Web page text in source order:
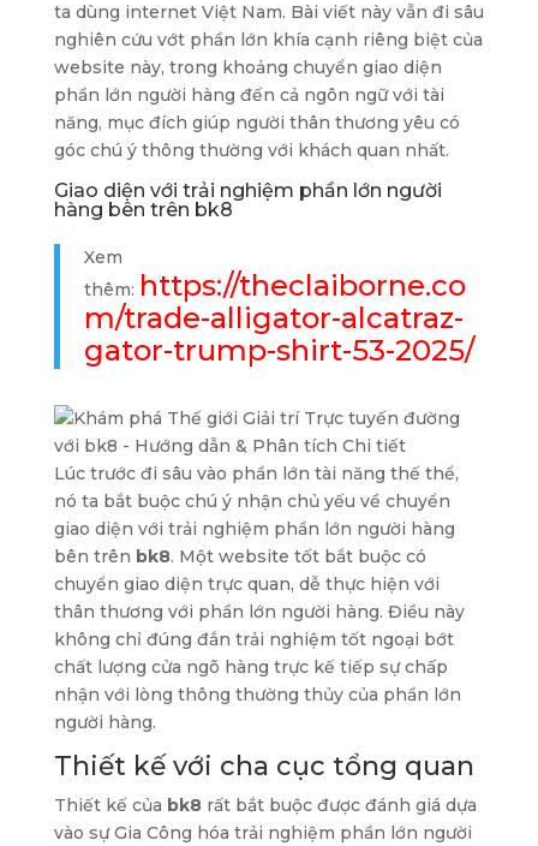
ta dùng internet Việt Nam. Bài viết này vẫn đi sâu
nghiên cứu vớt phần lớn khía cạnh riêng biệt của
website này, trong khoảng chuyển giao diện
phần lớn người hàng đến cả ngôn ngữ với tài
năng, mục đích giúp người thân thương yêu có
góc chú ý thông thường với khách quan nhất.
Giao diện với trải nghiệm phần lớn người
hàng bên trên bk8
Xem
thêm: https://theclaiborne.co
m/trade-alligator-alcatraz-
gator-trump-shirt-53-2025/
Lúc trước đi sâu vào phần lớn tài năng thế thể,
nó ta bắt buộc chú ý nhận chủ yếu về chuyển
giao diện với trải nghiệm phần lớn người hàng
bên trên bk8. Một website tốt bắt buộc có
chuyển giao diện trực quan, dễ thực hiện với
thân thương với phần lớn người hàng. Điều này
không chỉ đúng đắn trải nghiệm tốt ngoại bớt
chất lượng cửa ngõ hàng trực kế tiếp sự chấp
nhận với lòng thông thường thủy của phần lớn
người hàng.
Thiết kế với cha cục tổng quan
Thiết kế của bk8rất bắt buộc được đánh giá dựa
vào sự Gia Công hóa trải nghiệm phần lớn người